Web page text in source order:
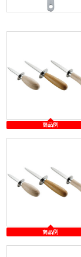
商品例
商品例